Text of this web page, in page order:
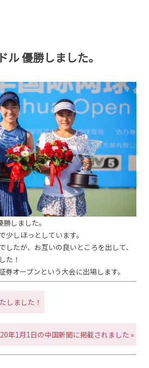
ル 優勝しました。
しました。
少しほっとしています。
したが、お互いの良いところを出して、
た！
券オープンという大会に出場します。
しました！
年1月1日の中国新聞に掲載されました »